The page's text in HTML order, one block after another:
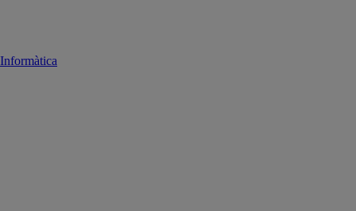
Informàtica